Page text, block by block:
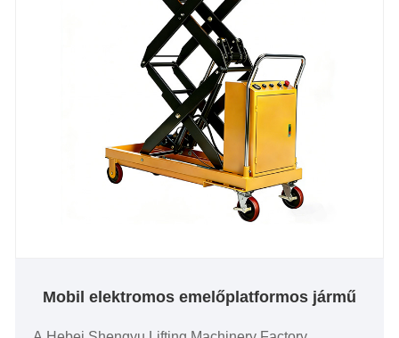
Mobil elektromos emelőplatformos jármű